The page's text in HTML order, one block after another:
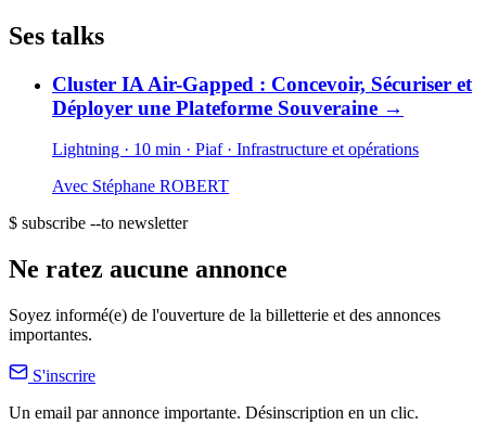
Ses talks
Cluster IA Air-Gapped : Concevoir, Sécuriser et
Déployer une Plateforme Souveraine →
Lightning · 10 min · Piaf · Infrastructure et opérations
Avec Stéphane ROBERT
$ subscribe --to newsletter
Ne ratez aucune annonce
Soyez informé(e) de l'ouverture de la billetterie et des annonces
importantes.
S'inscrire
Un email par annonce importante. Désinscription en un clic.